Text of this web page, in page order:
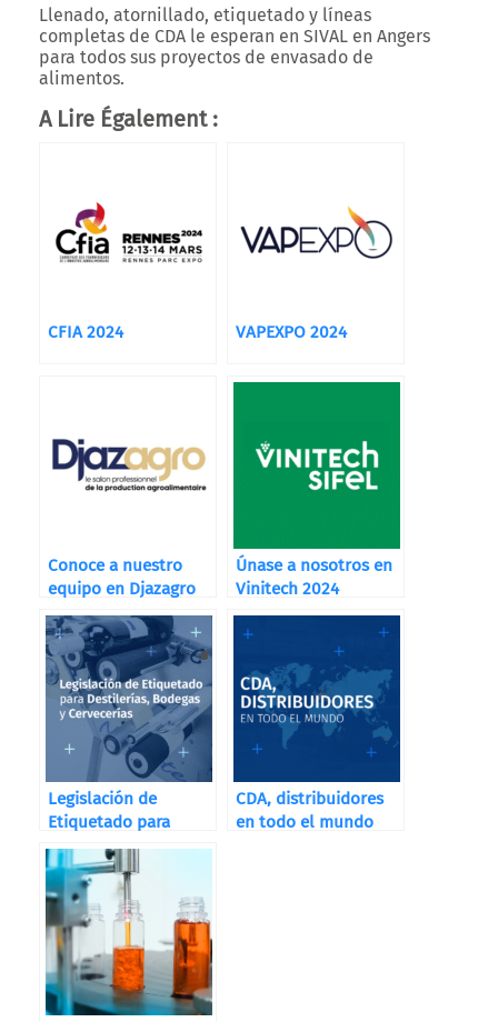
Llenado, atornillado, etiquetado y líneas
completas de CDA le esperan en SIVAL en Angers
para todos sus proyectos de envasado de
alimentos.
A Lire Également :
CFIA 2024 VAPEXPO 2024
Conoce a nuestro
equipo en Djazagro
Únase a nosotros en
Vinitech 2024
Legislación de
Etiquetado para
Destilerías, Bodegas
y Cervecerías
CDA, distribuidores
en todo el mundo